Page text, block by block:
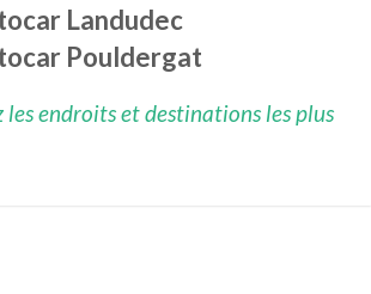
Landudec
Pouldergat
les endroits et destinations les plus